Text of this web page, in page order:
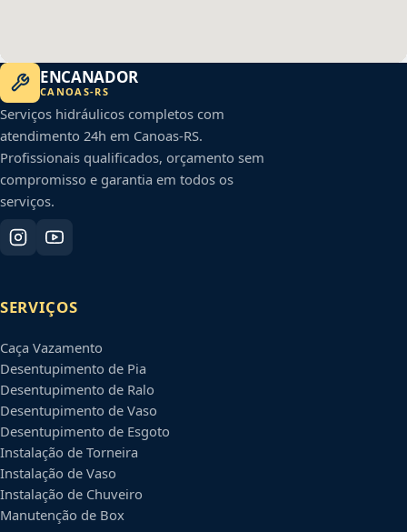
ENCANADOR
CANOAS-RS
Serviços hidráulicos completos com
atendimento 24h em Canoas-RS.
Profissionais qualificados, orçamento sem
compromisso e garantia em todos os
serviços.
SERVIÇOS
Caça Vazamento
Desentupimento de Pia
Desentupimento de Ralo
Desentupimento de Vaso
Desentupimento de Esgoto
Instalação de Torneira
Instalação de Vaso
Instalação de Chuveiro
Manutenção de Box